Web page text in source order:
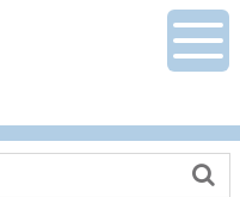
Bichelsee-